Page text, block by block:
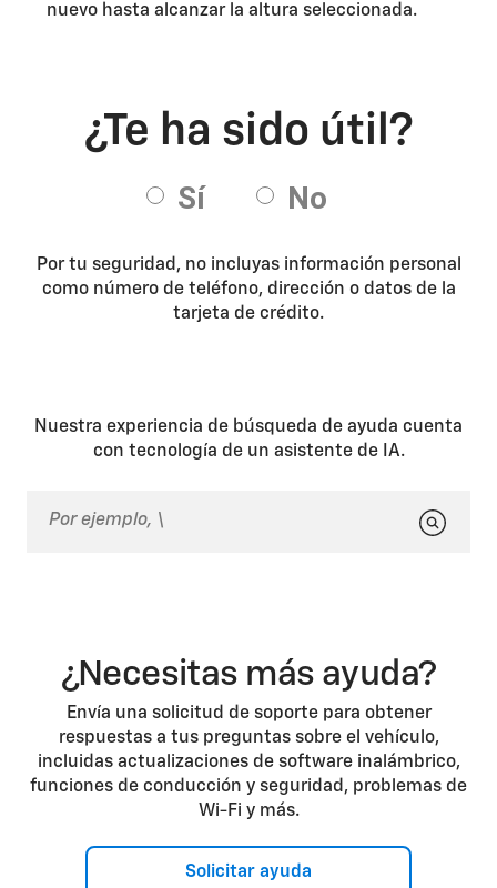
nuevo hasta alcanzar la altura seleccionada.
Por tu seguridad, no incluyas información personal
como número de teléfono, dirección o datos de la
tarjeta de crédito.
Nuestra experiencia de búsqueda de ayuda cuenta
con tecnología de un asistente de IA.
¿Necesitas más ayuda?
Envía una solicitud de soporte para obtener
respuestas a tus preguntas sobre el vehículo,
incluidas actualizaciones de software inalámbrico,
funciones de conducción y seguridad, problemas de
Wi-Fi y más.
Solicitar ayuda